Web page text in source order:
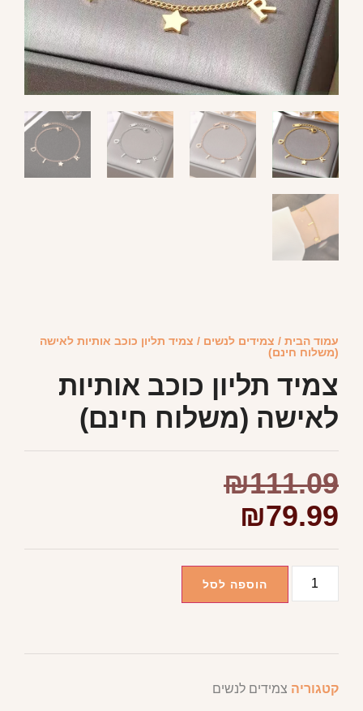
עמוד הבית / צמידים לנשים / צמיד תליון כוכב אותיות לאישה
(משלוח חינם)
צמיד תליון כוכב אותיות
לאישה (משלוח חינם)
₪111.09
₪79.99
הוספה לסל
קטגוריה צמידים לנשים